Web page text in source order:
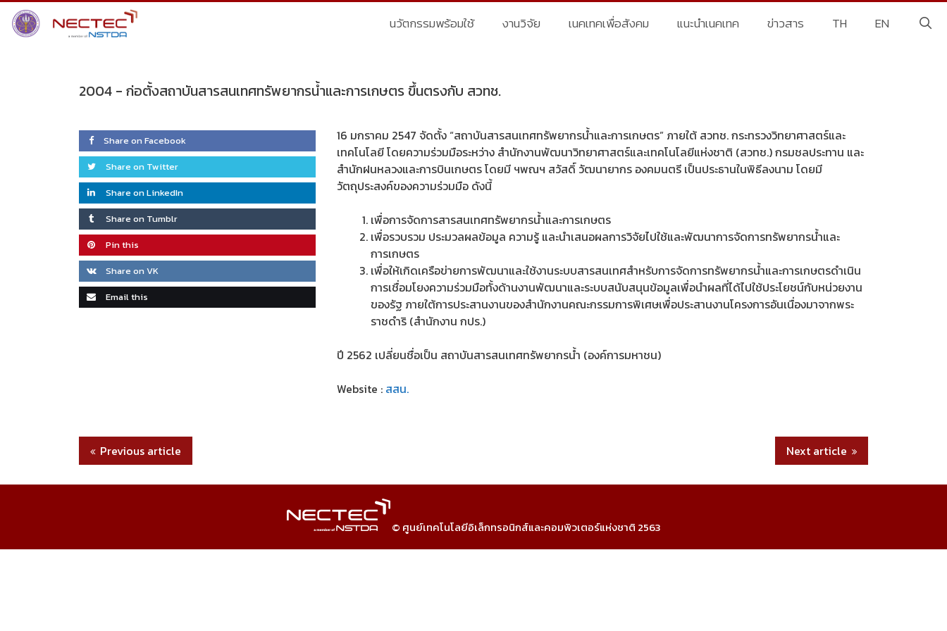
Skip
นวัตกรรมพร้อมใช้ งานวิจัย เนคเทคเพื่อสังคม แนะนำเนคเทค ข่าวสาร TH EN
2004 - ก่อตั้งสถาบันสารสนเทศทรัพยากรน้ำและการเกษตร ขึ้นตรงกับ สวทช.
Share on Facebook
Share on Twitter
Share on LinkedIn
Share on Tumblr
Pin this
Share on VK
Email this
16 มกราคม 2547 จัดตั้ง “สถาบันสารสนเทศทรัพยากรน้ำและการเกษตร” ภายใต้ สวทช. กระทรวงวิทยาศาสตร์และ
เทคโนโลยี โดยความร่วมมือระหว่าง สำนักงานพัฒนาวิทยาศาสตร์และเทคโนโลยีแห่งชาติ (สวทช.) กรมชลประทาน และ
สำนักฝนหลวงและการบินเกษตร โดยมี ฯพณฯ สวัสดิ์ วัฒนายากร องคมนตรี เป็นประธานในพิธีลงนาม โดยมี
วัตถุประสงค์ของความร่วมมือ ดังนี้
เพื่อการจัดการสารสนเทศทรัพยากรน้ำและการเกษตร
เพื่อรวบรวม ประมวลผลข้อมูล ความรู้ และนำเสนอผลการวิจัยไปใช้และพัฒนาการจัดการทรัพยากรน้ำและ
การเกษตร
เพื่อให้เกิดเครือข่ายการพัฒนาและใช้งานระบบสารสนเทศสำหรับการจัดการทรัพยากรน้ำและการเกษตรดำเนิน
การเชื่อมโยงความร่วมมือทั้งด้านงานพัฒนาและระบบสนับสนุนข้อมูลเพื่อนำผลที่ได้ไปใช้ประโยชน์กับหน่วยงาน
ของรัฐ ภายใต้การประสานงานของสำนักงานคณะกรรมการพิเศษเพื่อประสานงานโครงการอันเนื่องมาจากพระ
ราชดำริ (สำนักงาน กปร.)
ปี 2562 เปลี่ยนชื่อเป็น สถาบันสารสนเทศทรัพยากรน้ำ (องค์การมหาชน)
Website : สสน.
Next article
Previous article
© ศูนย์เทคโนโลยีอิเล็กทรอนิกส์และคอมพิวเตอร์แห่งชาติ 2563